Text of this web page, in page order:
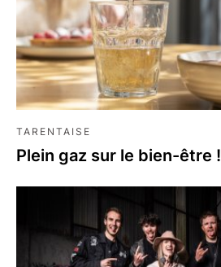
TARENTAISE
Plein gaz sur le bien-être !